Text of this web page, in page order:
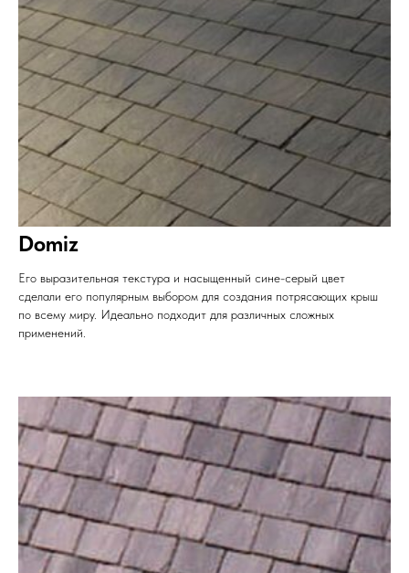
Domiz
Его выразительная текстура и насыщенный сине-серый цвет
сделали его популярным выбором для создания потрясающих крыш
по всему миру. Идеально подходит для различных сложных
применений.